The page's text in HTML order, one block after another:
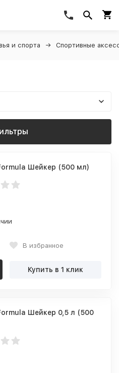
и спорта Спортивные
Шейкер (500 мл)
В избранное
Купить в 1 клик
Шейкер 0,5 л (500